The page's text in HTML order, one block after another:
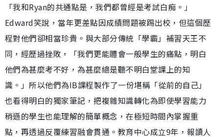
「我和Ryan的共通點是，我們都曾經是考試白痴。」
Edward笑說，當年更差點因成績問題被踢出校，但這個歷
程對他們卻相當珍貴。與大部分傳統「學霸」補習天王不
同，經歷過挫敗，「我們更能體會一般學生的痛點，明白
他們為甚麼考不好，為甚麼總是聽不明白堂課上的知
識。」所以他們為IB課程製作了一份堪稱「從前的自己」
也看得明白的獨家筆記，把複雜知識轉化為即使學習能力
稍遜的學生也能理解的簡單概念，在極短時間內掌握重
點，再透過反覆練習融會貫通。教育中心成立9年，報讀人